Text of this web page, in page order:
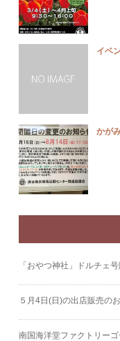
イベ
かが
「おやつ神社」ドルチェ
５月4日(日)の出店販売の
南国海洋堂ファクトリー